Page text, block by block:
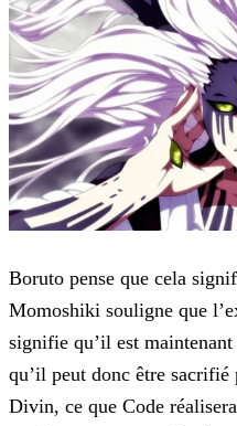
Boruto pense que cela
Momoshiki souligne que
signifie qu’il est
qu’il peut donc être sacrifié
Divin, ce que Code